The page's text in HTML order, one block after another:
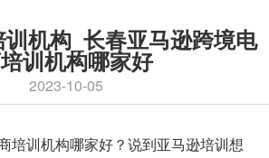
机构_长春亚马逊跨境电
训机构哪家好
2023-10-05
培训机构哪家好？说到亚马逊培训想